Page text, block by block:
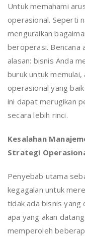
Untuk memahami
operasional. Seperti
menguraikan
beroperasi. Bencana
alasan: bisnis Anda
buruk untuk
operasional yang
ini dapat merugikan
secara lebih rinci.
Kesalahan
Strategi
Penyebab utama
kegagalan untuk
tidak ada bisnis yang
apa yang akan
memperoleh